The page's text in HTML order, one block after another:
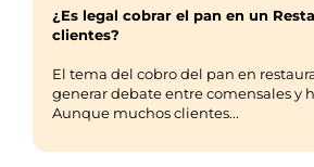
¿Es legal cobrar el pan en un
clientes?
El tema del cobro del pan en
generar debate entre comensales y
Aunque muchos clientes...